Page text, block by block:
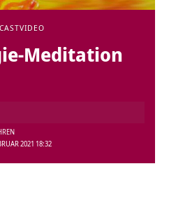
VIDEO
Meditation
2021 18:32